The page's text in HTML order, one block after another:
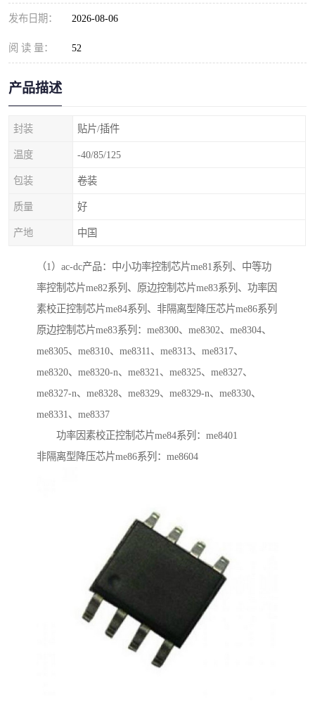
发布日期： 2026-08-06
阅 读 量： 52
产品描述
封装 贴片/插件
温度 -40/85/125
包装 卷装
质量 好
产地 中国
（1）ac-dc产品：中小功率控制芯片me81系列、中等功
率控制芯片me82系列、原边控制芯片me83系列、功率因
素校正控制芯片me84系列、非隔离型降压芯片me86系列
原边控制芯片me83系列：me8300、me8302、me8304、
me8305、me8310、me8311、me8313、me8317、
me8320、me8320-n、me8321、me8325、me8327、
me8327-n、me8328、me8329、me8329-n、me8330、
me8331、me8337
功率因素校正控制芯片me84系列：me8401
非隔离型降压芯片me86系列：me8604